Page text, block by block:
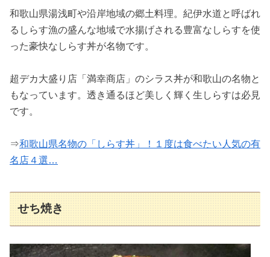
和歌山県湯浅町や沿岸地域の郷土料理。紀伊水道と呼ばれ
るしらす漁の盛んな地域で水揚げされる豊富なしらすを使
った豪快なしらす丼が名物です。
超デカ大盛り店「満幸商店」のシラス丼が和歌山の名物と
もなっています。透き通るほど美しく輝く生しらすは必見
です。
⇒和歌山県名物の「しらす丼」！１度は食べたい人気の有
名店４選…
せち焼き